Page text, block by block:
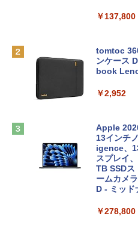
￥137,800
tomtoc
ンケース
book
￥2,952
Apple
13インチ
igence、
スプレイ
TB SSDス
ームカメ
D - ミッド
￥278,800